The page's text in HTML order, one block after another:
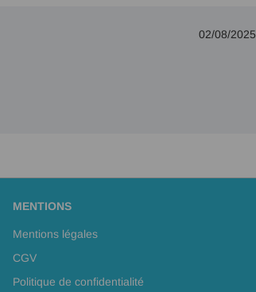
02/08/2025
MENTIONS
Mentions légales
CGV
Politique de confidentialité